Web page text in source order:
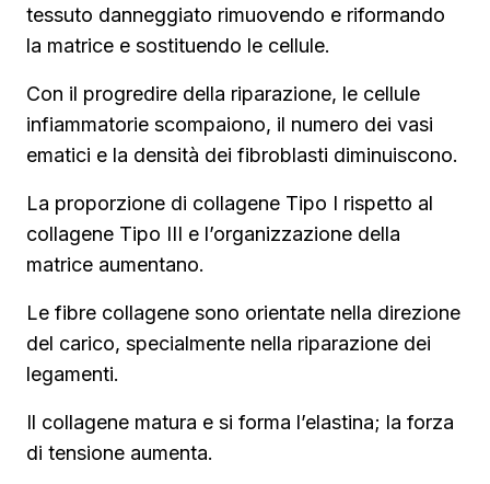
tessuto danneggiato rimuovendo e riformando
la matrice e sostituendo le cellule.
Con il progredire della riparazione, le cellule
infiammatorie scompaiono, il numero dei vasi
ematici e la densità dei fibroblasti diminuiscono.
La proporzione di collagene Tipo I rispetto al
collagene Tipo III e l’organizzazione della
matrice aumentano.
Le fibre collagene sono orientate nella direzione
del carico, specialmente nella riparazione dei
legamenti.
Il collagene matura e si forma l’elastina; la forza
di tensione aumenta.